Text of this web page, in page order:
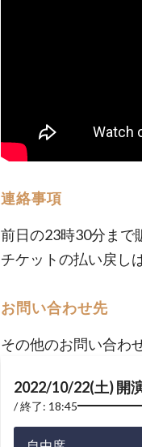
連絡事項
前日の23時30分まで
チケットの払い戻し
お問い合わせ先
その他のお問い合わ
2022/10/22(土) 開
終了: 18:45